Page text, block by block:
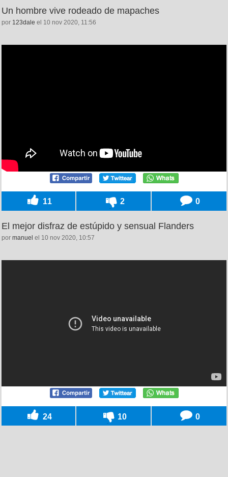
Un hombre vive rodeado de mapaches
por 123dale el 10 nov 2020, 11:56
11 2 0
El mejor disfraz de estúpido y sensual Flanders
por manuel el 10 nov 2020, 10:57
24 10 0